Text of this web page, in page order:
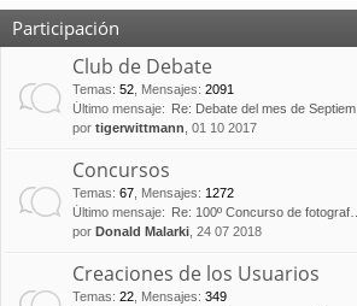
Participación
Club de Debate
Temas: 52 Mensajes: 2091
Último mensaje:
Re: Debate del mes de
por tigerwittmann , 01 10 2017
Concursos
Temas: 67 Mensajes: 1272
Último mensaje:
Re: 100º Concurso de fotograf…
por Donald Malarki , 24 07 2018
Creaciones de los Usuarios
Temas: 22 Mensajes: 349